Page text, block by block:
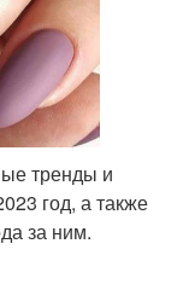
тренды и
год, а также
за ним.